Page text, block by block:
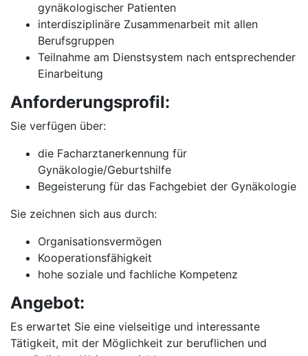
gynäkologischer Patienten
interdisziplinäre Zusammenarbeit mit allen
Berufsgruppen
Teilnahme am Dienstsystem nach entsprechender
Einarbeitung
Anforderungsprofil:
Sie verfügen über:
die Facharztanerkennung für
Gynäkologie/Geburtshilfe
Begeisterung für das Fachgebiet der Gynäkologie
Sie zeichnen sich aus durch:
Organisationsvermögen
Kooperationsfähigkeit
hohe soziale und fachliche Kompetenz
Angebot:
Es erwartet Sie eine vielseitige und interessante
Tätigkeit, mit der Möglichkeit zur beruflichen und